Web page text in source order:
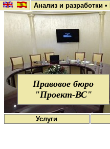
Анализ и разработки •
Правовое бюро
"Проект-ВС"
Услуги